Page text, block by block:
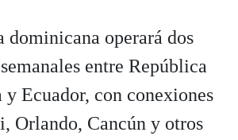
dominicana operará dos
entre República
Ecuador, con conexiones
Orlando, Cancún y otros